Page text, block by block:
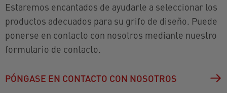
Estaremos encantados de ayudarle a seleccionar los
productos adecuados para su grifo de diseño. Puede
ponerse en contacto con nosotros mediante nuestro
formulario de contacto.
PÓNGASE EN CONTACTO CON NOSOTROS